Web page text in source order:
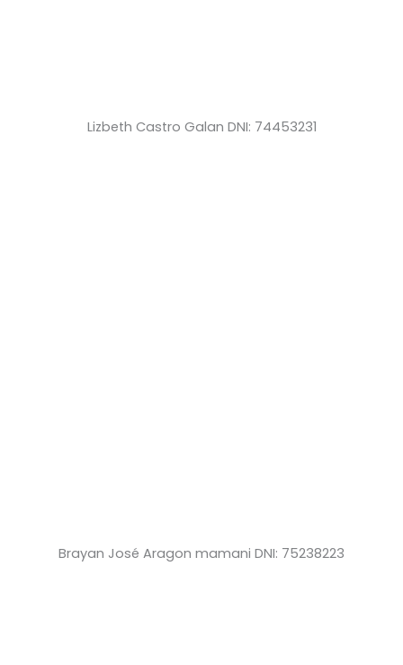
Lizbeth Castro Galan DNI: 74453231
Brayan José Aragon mamani DNI: 75238223